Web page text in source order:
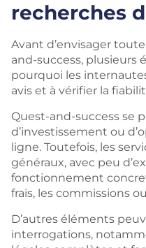
recherches
Avant d’envisager
and-success,
pourquoi les
avis et à vérifier la
Quest-and-success se
d’investissement ou
ligne. Toutefois, les
généraux, avec peu
fonctionnement
frais, les commissions
D’autres éléments
interrogations,